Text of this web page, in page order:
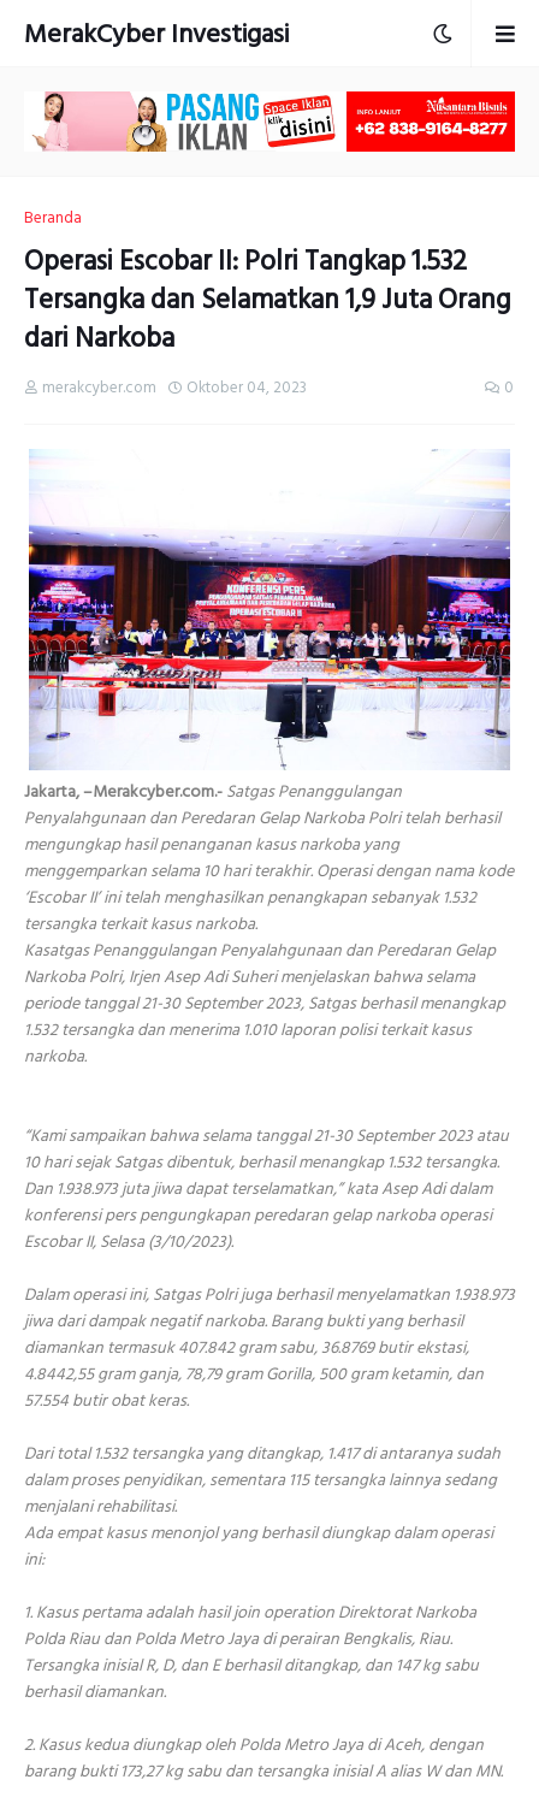
MerakCyber Investigasi
Beranda
Operasi Escobar II: Polri Tangkap 1.532
Tersangka dan Selamatkan 1,9 Juta Orang
dari Narkoba
merakcyber.com Oktober 04, 2023 0
Jakarta, –Merakcyber.com.-Satgas Penanggulangan
Penyalahgunaan dan Peredaran Gelap Narkoba Polri telah berhasil
mengungkap hasil penanganan kasus narkoba yang
menggemparkan selama 10 hari terakhir. Operasi dengan nama kode
‘Escobar II’ ini telah menghasilkan penangkapan sebanyak 1.532
tersangka terkait kasus narkoba.
Kasatgas Penanggulangan Penyalahgunaan dan Peredaran Gelap
Narkoba Polri, Irjen Asep Adi Suheri menjelaskan bahwa selama
periode tanggal 21-30 September 2023, Satgas berhasil menangkap
1.532 tersangka dan menerima 1.010 laporan polisi terkait kasus
narkoba.
“Kami sampaikan bahwa selama tanggal 21-30 September 2023 atau
10 hari sejak Satgas dibentuk, berhasil menangkap 1.532 tersangka.
Dan 1.938.973 juta jiwa dapat terselamatkan,” kata Asep Adi dalam
konferensi pers pengungkapan peredaran gelap narkoba operasi
Escobar II, Selasa (3/10/2023).
Dalam operasi ini, Satgas Polri juga berhasil menyelamatkan 1.938.973
jiwa dari dampak negatif narkoba. Barang bukti yang berhasil
diamankan termasuk 407.842 gram sabu, 36.8769 butir ekstasi,
4.8442,55 gram ganja, 78,79 gram Gorilla, 500 gram ketamin, dan
57.554 butir obat keras.
Dari total 1.532 tersangka yang ditangkap, 1.417 di antaranya sudah
dalam proses penyidikan, sementara 115 tersangka lainnya sedang
menjalani rehabilitasi.
Ada empat kasus menonjol yang berhasil diungkap dalam operasi
ini:
1. Kasus pertama adalah hasil join operation Direktorat Narkoba
Polda Riau dan Polda Metro Jaya di perairan Bengkalis, Riau.
Tersangka inisial R, D, dan E berhasil ditangkap, dan 147 kg sabu
berhasil diamankan.
2. Kasus kedua diungkap oleh Polda Metro Jaya di Aceh, dengan
barang bukti 173,27 kg sabu dan tersangka inisial A alias W dan MN.